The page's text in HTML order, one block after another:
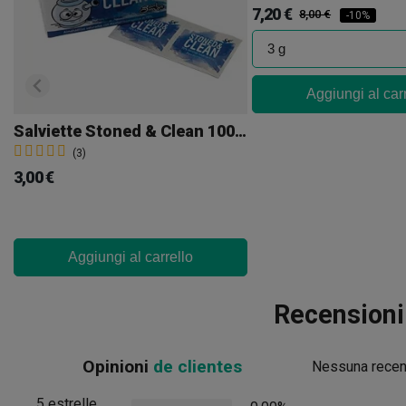
Salviette Stoned & Clean 100 Pz
(3)
3,00 €
Aggiungi al carrello
7,20 € 8,00 € -10%
Aggiungi al
Opinioni de clientes Nessuna